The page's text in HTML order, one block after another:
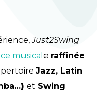
Just2Swing
musical e raffinée
Jazz, Latin
et Swing